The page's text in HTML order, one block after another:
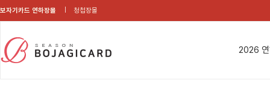
보자기카드 연하장몰 청첩장몰
2026